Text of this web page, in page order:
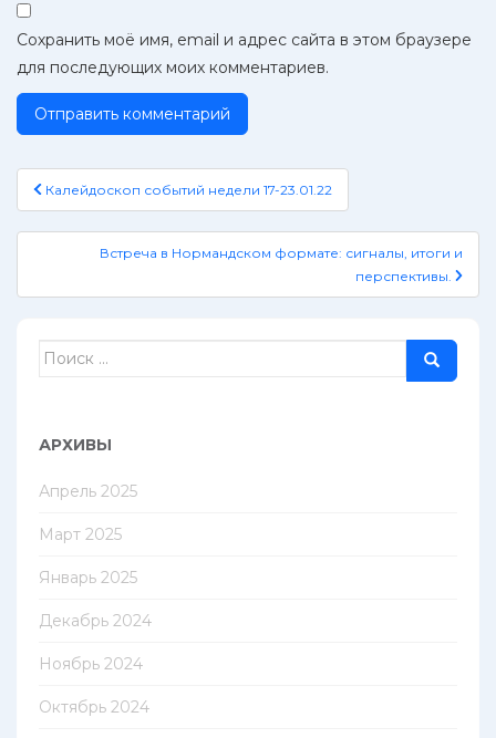
Сохранить моё имя, email и адрес сайта в этом браузере
для последующих моих комментариев.
Навигация
по
записям
Калейдоскоп событий недели 17-23.01.22
Встреча в Нормандском формате: сигналы, итоги и
перспективы.
Поиск
АРХИВЫ
Апрель 2025
Март 2025
Январь 2025
Декабрь 2024
Ноябрь 2024
Октябрь 2024